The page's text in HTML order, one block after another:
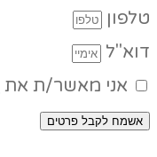
טלפון
דוא"ל
אני מאשר/ת את
אשמח לקבל פרטים